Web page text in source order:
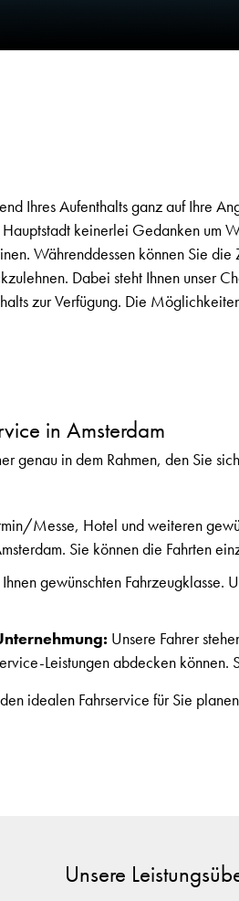
Ihres Aufenthalts ganz auf Ihre
keinerlei Gedanken um
Währenddessen können Sie
Dabei steht Ihnen unser
zur Verfügung. Die
in Amsterdam
genau in dem Rahmen, den Sie
Messe, Hotel und weiteren
Sie können die Fahrten
gewünschten
Unsere Fahrer
Leistungen abdecken
idealen Fahrservice für Sie
Unsere